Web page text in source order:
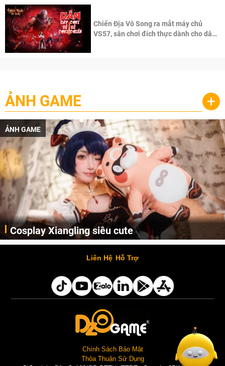
Chiến Địa Vô Song ra mắt máy chủ
VS57, sân chơi đích thực dành cho dân
ẢNH GAME +
ẢNH GAME
Lala Croft vừa nóng vừa xinh dưới nét vẽ của
AI
Cùng đến với những hình ảnh Lala Croft của Tomb Raider dưới nét vẽ của AI. Một cô nàng xinh đẹp, nóng bỏng nhưng cũng rắn rỏi và mạnh mẽ.
Liên Hệ Hỗ Trợ
Chính Sách Bảo Mật
Thỏa Thuận Sử Dụng